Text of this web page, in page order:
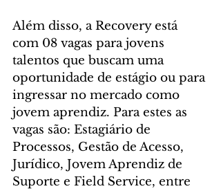
Além disso, a Recovery está
com 08 vagas para jovens
talentos que buscam uma
oportunidade de estágio ou para
ingressar no mercado como
jovem aprendiz. Para estes as
vagas são: Estagiário de
Processos, Gestão de Acesso,
Jurídico, Jovem Aprendiz de
Suporte e Field Service, entre